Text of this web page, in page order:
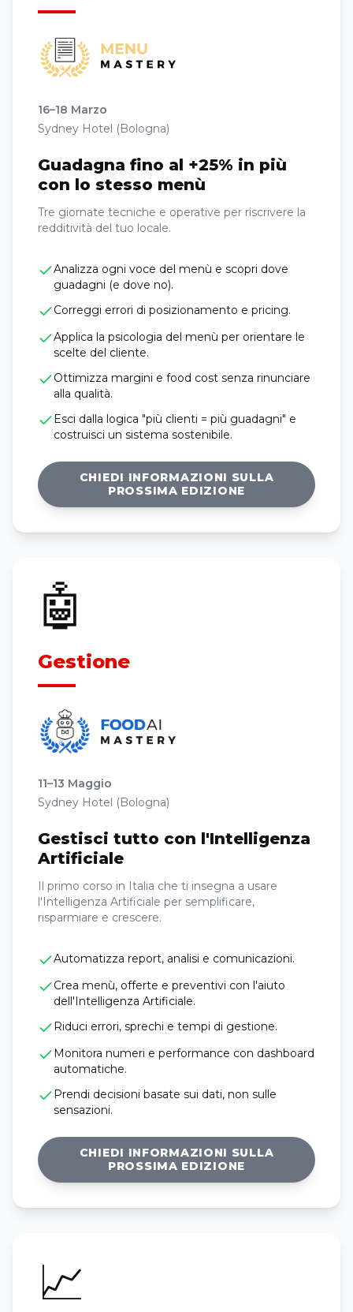
16–18 Marzo
Sydney Hotel (Bologna)
Guadagna fino al +25% in più
con lo stesso menù
Tre giornate tecniche e operative per riscrivere la
redditività del tuo locale.
Analizza ogni voce del menù e scopri dove
guadagni (e dove no).
Correggi errori di posizionamento e pricing.
Applica la psicologia del menù per orientare le
scelte del cliente.
Ottimizza margini e food cost senza rinunciare
alla qualità.
Esci dalla logica "più clienti = più guadagni" e
costruisci un sistema sostenibile.
CHIEDI INFORMAZIONI SULLA
PROSSIMA EDIZIONE
🤖
Gestione
11–13 Maggio
Sydney Hotel (Bologna)
Gestisci tutto con l'Intelligenza
Artificiale
Il primo corso in Italia che ti insegna a usare
l'Intelligenza Artificiale per semplificare,
risparmiare e crescere.
Automatizza report, analisi e comunicazioni.
Crea menù, offerte e preventivi con l'aiuto
dell'Intelligenza Artificiale.
Riduci errori, sprechi e tempi di gestione.
Monitora numeri e performance con dashboard
automatiche.
Prendi decisioni basate sui dati, non sulle
sensazioni.
CHIEDI INFORMAZIONI SULLA
PROSSIMA EDIZIONE
📈